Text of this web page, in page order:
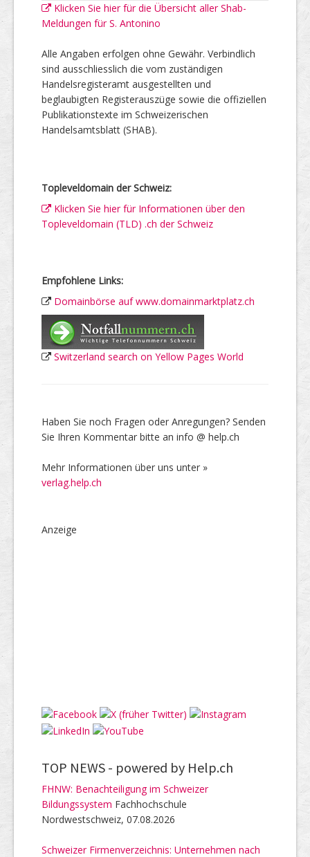
Klicken Sie hier für die Übersicht aller Shab-
Meldungen für S. Antonino
Alle Angaben erfolgen ohne Gewähr. Verbindlich
sind ausschliesslich die vom zuständigen
Handelsregisteramt ausgestellten und
beglaubigten Registerauszüge sowie die offiziellen
Publikationstexte im Schweizerischen
Handelsamtsblatt (SHAB).
Topleveldomain der Schweiz:
Klicken Sie hier für Informationen über den
Topleveldomain (TLD) .ch der Schweiz
Empfohlene Links:
Domainbörse auf www.domainmarktplatz.ch
Switzerland search on Yellow Pages World
Haben Sie noch Fragen oder Anregungen? Senden
Sie Ihren Kommentar bitte an info @ help.ch
Mehr Informationen über uns unter »
verlag.help.ch
Anzeige
TOP NEWS - powered by Help.ch
FHNW: Benachteiligung im Schweizer
Bildungssystem Fachhochschule
Nordwestschweiz, 07.08.2026
Schweizer Firmenverzeichnis: Unternehmen nach